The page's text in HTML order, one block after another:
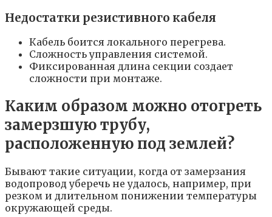
Недостатки резистивного кабеля
Кабель боится локального перегрева.
Сложность управления системой.
Фиксированная длина секции создает
сложности при монтаже.
Каким образом можно отогреть
замерзшую трубу,
расположенную под землей?
Бывают такие ситуации, когда от замерзания
водопровод уберечь не удалось, например, при
резком и длительном понижении температуры
окружающей среды.